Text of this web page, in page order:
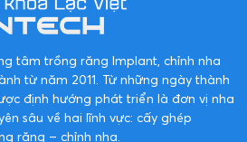
tâm trồng răng Implant, chỉnh nha
từ năm 2011. Từ những ngày thành
định hướng phát triển là đơn vị nha
sâu về hai lĩnh vực: cấy ghép
răng – chỉnh nha.